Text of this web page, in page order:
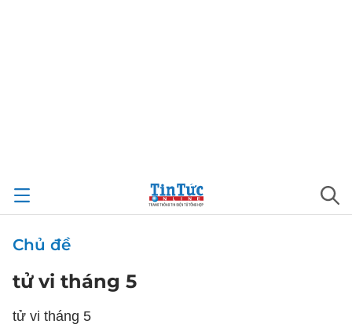
Chủ đề
tử vi tháng 5
tử vi tháng 5